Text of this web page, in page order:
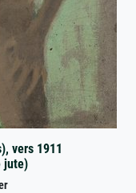
vers 1911
jute)